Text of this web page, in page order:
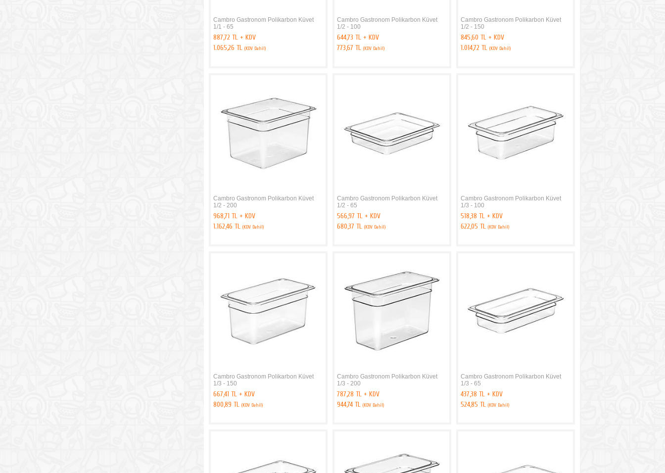
Cambro Gastronom Polikarbon Küvet
1/1 - 65
887,72 TL + KDV
1.065,26 TL (KDV Dahil)
Cambro Gastronom Polikarbon Küvet
1/2 - 100
644,73 TL + KDV
773,67 TL (KDV Dahil)
Cambro Gastronom Polikarbon Küvet
1/2 - 150
845,60 TL + KDV
1.014,72 TL (KDV Dahil)
Cambro Gastronom Polikarbon Küvet
1/2 - 200
968,71 TL + KDV
1.162,46 TL (KDV Dahil)
Cambro Gastronom Polikarbon Küvet
1/2 - 65
566,97 TL + KDV
680,37 TL (KDV Dahil)
Cambro Gastronom Polikarbon Küvet
1/3 - 100
518,38 TL + KDV
622,05 TL (KDV Dahil)
Cambro Gastronom Polikarbon Küvet
1/3 - 150
667,41 TL + KDV
800,89 TL (KDV Dahil)
Cambro Gastronom Polikarbon Küvet
1/3 - 200
787,28 TL + KDV
944,74 TL (KDV Dahil)
Cambro Gastronom Polikarbon Küvet
1/3 - 65
437,38 TL + KDV
524,85 TL (KDV Dahil)